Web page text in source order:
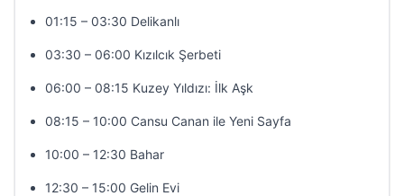
01:15 – 03:30 Delikanlı
03:30 – 06:00 Kızılcık Şerbeti
06:00 – 08:15 Kuzey Yıldızı: İlk Aşk
08:15 – 10:00 Cansu Canan ile Yeni Sayfa
10:00 – 12:30 Bahar
12:30 – 15:00 Gelin Evi